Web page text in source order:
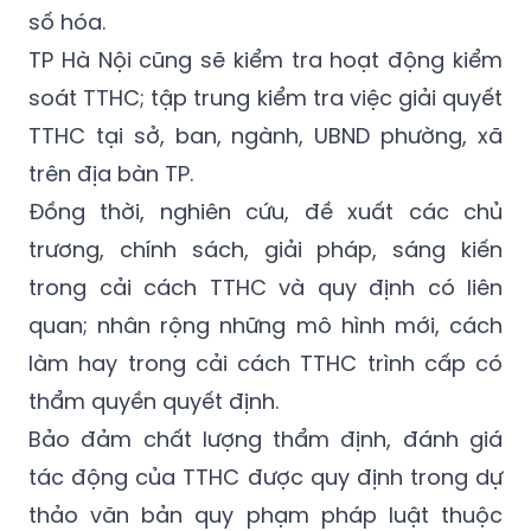
số hóa.
TP Hà Nội cũng sẽ kiểm tra hoạt động kiểm
soát TTHC; tập trung kiểm tra việc giải quyết
TTHC tại sở, ban, ngành, UBND phường, xã
trên địa bàn TP.
Đồng thời, nghiên cứu, đề xuất các chủ
trương, chính sách, giải pháp, sáng kiến
trong cải cách TTHC và quy định có liên
quan; nhân rộng những mô hình mới, cách
làm hay trong cải cách TTHC trình cấp có
thẩm quyền quyết định.
Bảo đảm chất lượng thẩm định, đánh giá
tác động của TTHC được quy định trong dự
thảo văn bản quy phạm pháp luật thuộc